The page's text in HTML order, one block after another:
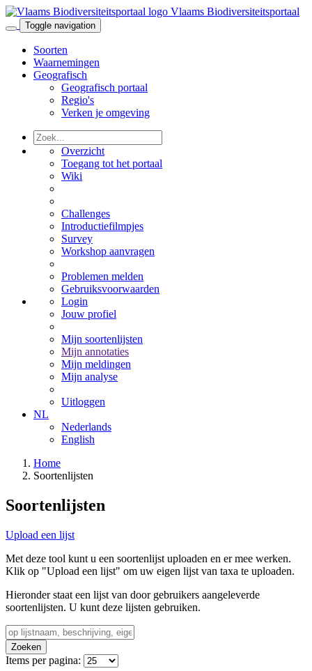
Vlaams Biodiversiteitsportaal
Toggle navigation
Soorten
Waarnemingen
Geografisch
Geografisch portaal
Regio's
Verken je omgeving
Overzicht
Toegang tot het portaal
Wiki
Challenges
Introductiefilmpjes
Survey
Workshop aanvragen
Problemen melden
Gebruiksvoorwaarden
Login
Jouw profiel
Mijn soortenlijsten
Mijn annotaties
Mijn meldingen
Mijn analyse
Uitloggen
NL
Nederlands
English
Home
Soortenlijsten
Soortenlijsten
Upload een lijst
Met deze tool kunt u een soortenlijst uploaden en er mee werken.
Klik op "Upload een lijst" om uw eigen lijst van taxa te uploaden.
Hieronder staat een lijst van door gebruikers aangeleverde
soortenlijsten. U kunt deze lijsten gebruiken.
Zoeken
Items per pagina: